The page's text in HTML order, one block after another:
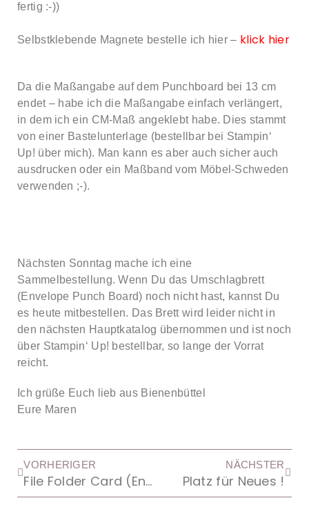
fertig :-))
Selbstklebende Magnete bestelle ich hier – klick hier
Da die Maßangabe auf dem Punchboard bei 13 cm
endet – habe ich die Maßangabe einfach verlängert,
in dem ich ein CM-Maß angeklebt habe. Dies stammt
von einer Bastelunterlage (bestellbar bei Stampin‘
Up! über mich). Man kann es aber auch sicher auch
ausdrucken oder ein Maßband vom Möbel-Schweden
verwenden ;-).
Nächsten Sonntag mache ich eine
Sammelbestellung. Wenn Du das Umschlagbrett
(Envelope Punch Board) noch nicht hast, kannst Du
es heute mitbestellen. Das Brett wird leider nicht in
den nächsten Hauptkatalog übernommen und ist noch
über Stampin‘ Up! bestellbar, so lange der Vorrat
reicht.
Ich grüße Euch lieb aus Bienenbüttel
Eure Maren
VORHERIGER
File Folder Card (Envelope Punch Board)
NÄCHSTER
Platz für Neues !